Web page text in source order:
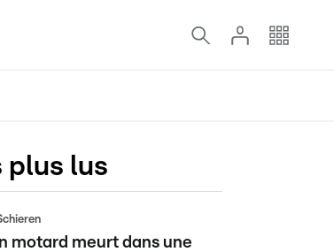
plus lus
motard meurt dans une